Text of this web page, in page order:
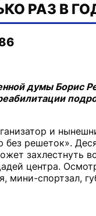
РАЗ В
думы Борис
и
решеток».
захлестнуть
центра.
мини-спортзал,